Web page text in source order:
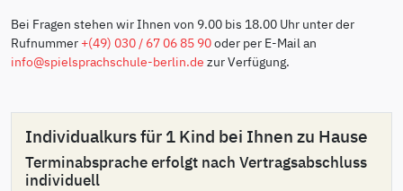
Bei Fragen stehen wir Ihnen von 9.00 bis 18.00 Uhr unter der
Rufnummer +(49) 030 / 67 06 85 90oder per E-Mail an
info@spielsprachschule-berlin.de zur Verfügung.
Individualkurs für 1 Kind bei Ihnen zu Hause
Terminabsprache erfolgt nach Vertragsabschluss
individuell